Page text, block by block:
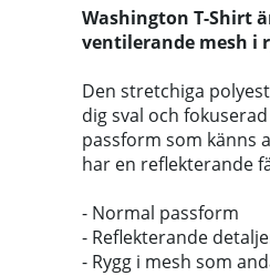
Washington T-Shirt
ventilerande mesh i
Den stretchiga
dig sval och
passform som känns
har en reflekterande
- Normal passform
- Reflekterande
- Rygg i mesh som